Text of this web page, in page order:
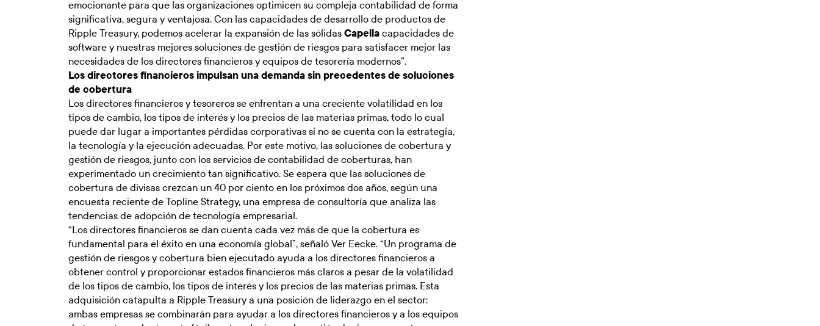
emocionante para que las organizaciones optimicen su compleja contabilidad de forma
significativa, segura y ventajosa. Con las capacidades de desarrollo de productos de
Ripple Treasury, podemos acelerar la expansión de las sólidas Capella capacidades de
software y nuestras mejores soluciones de gestión de riesgos para satisfacer mejor las
necesidades de los directores financieros y equipos de tesorería modernos”.
Los directores financieros impulsan una demanda sin precedentes de soluciones
de cobertura
Los directores financieros y tesoreros se enfrentan a una creciente volatilidad en los
tipos de cambio, los tipos de interés y los precios de las materias primas, todo lo cual
puede dar lugar a importantes pérdidas corporativas si no se cuenta con la estrategia,
la tecnología y la ejecución adecuadas. Por este motivo, las soluciones de cobertura y
gestión de riesgos, junto con los servicios de contabilidad de coberturas, han
experimentado un crecimiento tan significativo. Se espera que las soluciones de
cobertura de divisas crezcan un 40 por ciento en los próximos dos años, según una
encuesta reciente de Topline Strategy, una empresa de consultoría que analiza las
tendencias de adopción de tecnología empresarial.
“Los directores financieros se dan cuenta cada vez más de que la cobertura es
fundamental para el éxito en una economía global”, señaló Ver Eecke. “Un programa de
gestión de riesgos y cobertura bien ejecutado ayuda a los directores financieros a
obtener control y proporcionar estados financieros más claros a pesar de la volatilidad
de los tipos de cambio, los tipos de interés y los precios de las materias primas. Esta
adquisición catapulta a Ripple Treasury a una posición de liderazgo en el sector:
ambas empresas se combinarán para ayudar a los directores financieros y a los equipos